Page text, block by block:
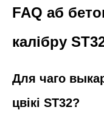
FAQ аб
калібру
Для чаго
цвікі ST32?